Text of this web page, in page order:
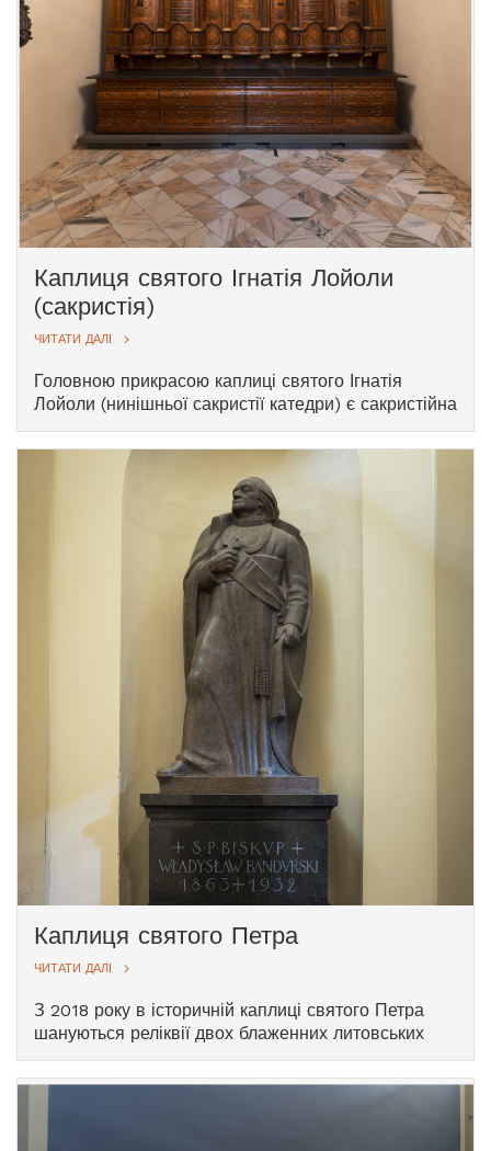
Каплиця святого Ігнатія Лойоли
(сакристія)
ЧИТАТИ ДАЛІ
Головною прикрасою каплиці святого Ігнатія
Лойоли (нинішньої сакристії катедри) є сакристійна
шафа – цінний художній твір, який у XIX столітті
потрапив до катедри з якоїсь єзуїтської церкви
Литви. Як контейнер для літургійного інвентарю
шафа використовувалася за призначенням з XVIII
століття, коли була виготовлена, до 1950-х років. У
2021 році меблі, призначені для шанобливого
зберігання освячених літургійних предметів,
повернули до катедри у спеціально для неї
відведену каплицю.
На лівій стіні вмонтовано епітафію єпископу
Йонасу Цівінськісу (1772–1846), а на правій – дві
меморіальні плити, замовлені Миколаєм
Радзивіллом-Сиротою для своїх батьків та інших
Каплиця святого Петра
ЧИТАТИ ДАЛІ
З 2018 року в історичній каплиці святого Петра
шануються реліквії двох блаженних литовських
єпископів – блаженного Юрія Матуляйтіса (1871–
1927) та блаженного Теофілія Матулоніса (1873–
1962). У центрі каплиці, над релікварієм із
реліквією блаженного Юрія, розташована мозаїка,